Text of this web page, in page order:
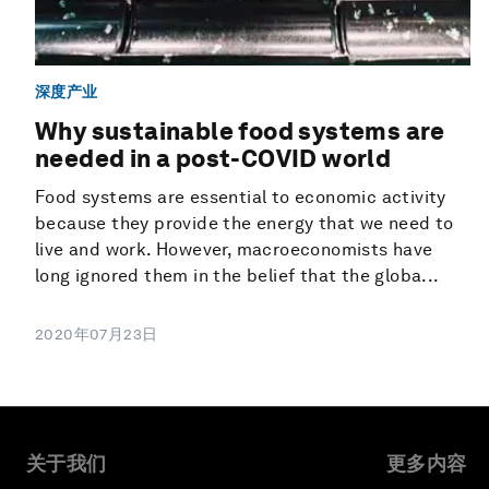
深度产业
Why sustainable food systems are
needed in a post-COVID world
Food systems are essential to economic activity
because they provide the energy that we need to
live and work. However, macroeconomists have
long ignored them in the belief that the globa...
2020年07月23日
关于我们 更多内容